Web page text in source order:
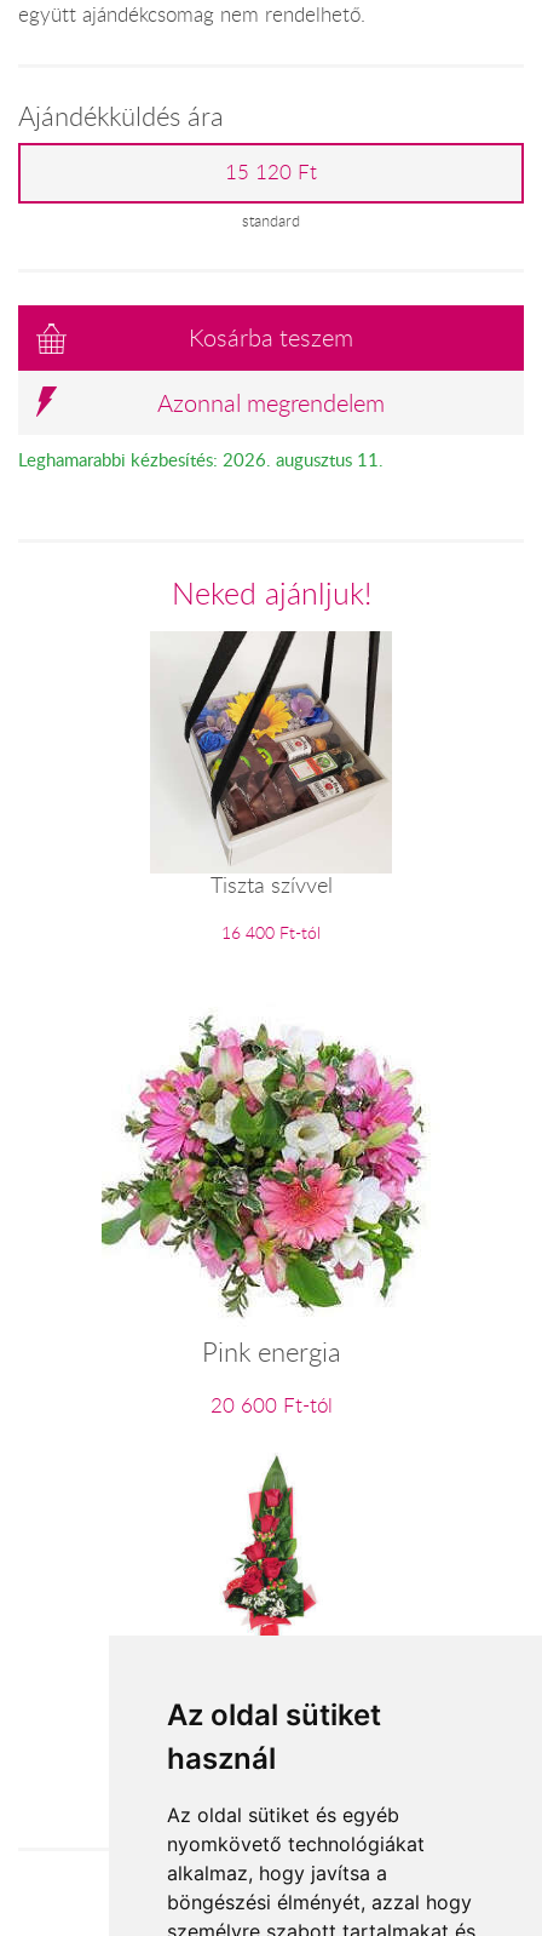
Az oldal sütiket
használ
Az oldal sütiket és egyéb
nyomkövető technológiákat
alkalmaz, hogy javítsa a
böngészési élményét, azzal hogy
személyre szabott tartalmakat és
együtt ajándékcsomag nem rendelhető.
Ajándékküldés ára
15 120 Ft
standard
Kosárba teszem
Azonnal megrendelem
Leghamarabbi kézbesítés: 2026. augusztus 11.
Neked ajánljuk!
Tiszta szívvel
16 400 Ft-tól
Pink energia
20 600 Ft-tól
Debrecen szépe
19 680 Ft-tól
Elfogadott fizetési módok